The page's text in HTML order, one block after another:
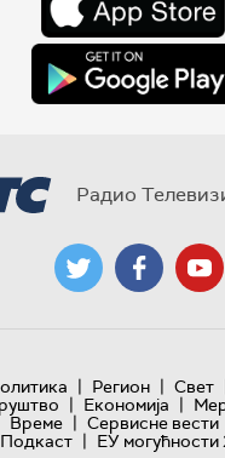
Радио
| Регион | Свет
| Економија |
Време | Сервисне вести
Подкаст | ЕУ могућности